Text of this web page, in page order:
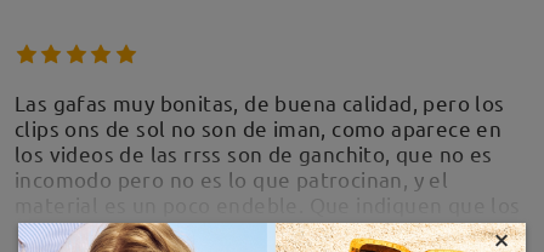
Las gafas muy bonitas, de buena calidad, pero los
clips ons de sol no son de iman, como aparece en
los videos de las rrss son de ganchito, que no es
incomodo pero no es lo que patrocinan, y el
clips ons de sol no son de iman y son de ganchito×